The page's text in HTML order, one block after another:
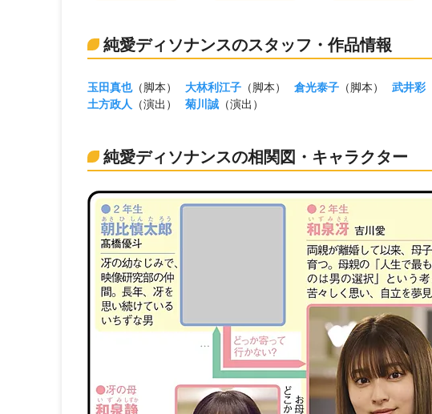
純愛ディソナンスのスタッフ・作品情報
玉田真也（脚本） 大林利江子 （脚本） 倉光泰子 （脚本） 武井彩
土方政人 （演出） 菊川誠 （演出）
純愛ディソナンスの相関図・キャラクター